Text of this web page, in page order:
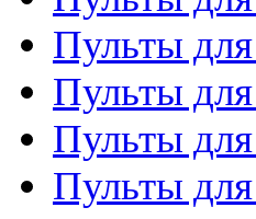
Пульты
Пульты
Пульты
Пульты